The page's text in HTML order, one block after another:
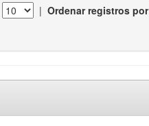
| Ordenar registros por